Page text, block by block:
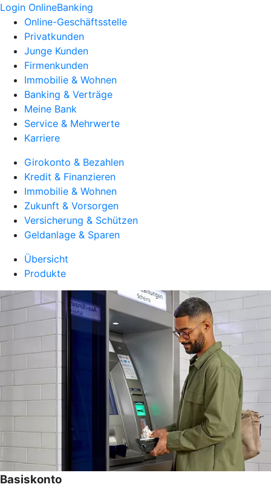
Login OnlineBanking
Online-Geschäftsstelle
Privatkunden
Junge Kunden
Firmenkunden
Immobilie & Wohnen
Banking & Verträge
Meine Bank
Service & Mehrwerte
Karriere
Girokonto & Bezahlen
Kredit & Finanzieren
Immobilie & Wohnen
Zukunft & Vorsorgen
Versicherung & Schützen
Geldanlage & Sparen
Übersicht
Produkte
Basiskonto